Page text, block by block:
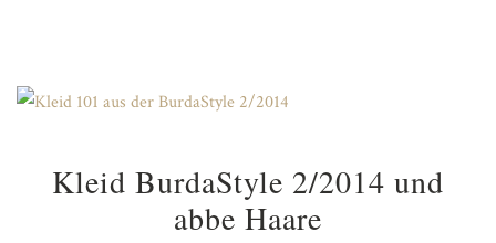
Kleid BurdaStyle 2/2014 und
abbe Haare